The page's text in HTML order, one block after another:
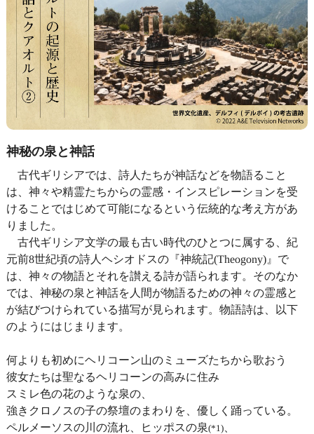
神秘の泉と神話
古代ギリシアでは、詩人たちが神話などを物語ること
は、神々や精霊たちからの霊感・インスピレーションを受
けることではじめて可能になるという伝統的な考え方があ
りました。
古代ギリシア文学の最も古い時代のひとつに属する、紀
元前8世紀頃の詩人ヘシオドスの『神統記(Theogony)』で
は、神々の物語とそれを讃える詩が語られます。そのなか
では、神秘の泉と神話を人間が物語るための神々の霊感と
が結びつけられている描写が見られます。物語詩は、以下
のようにはじまります。
何よりも初めにヘリコーン山のミューズたちから歌おう
彼女たちは聖なるヘリコーンの高みに住み
スミレ色の花のような泉の、
強きクロノスの子の祭壇のまわりを、優しく踊っている。
ペルメーソスの川の流れ、ヒッポスの泉(*1)